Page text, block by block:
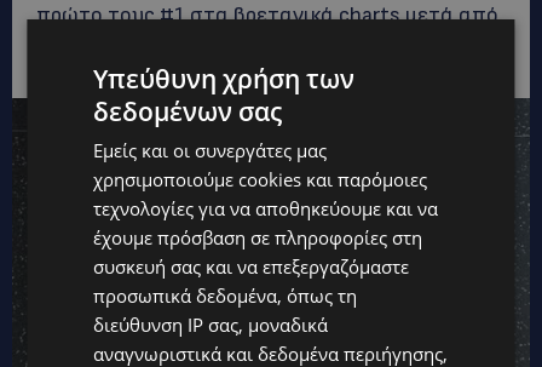
πρώτο τους #1 στα βρετανικά charts μετά από
Υπεύθυνη χρήση των
δεδομένων σας
Εμείς και οι συνεργάτες μας
χρησιμοποιούμε cookies και παρόμοιες
τεχνολογίες για να αποθηκεύουμε και να
έχουμε πρόσβαση σε πληροφορίες στη
συσκευή σας και να επεξεργαζόμαστε
προσωπικά δεδομένα, όπως τη
διεύθυνση IP σας, μοναδικά
αναγνωριστικά και δεδομένα περιήγησης,